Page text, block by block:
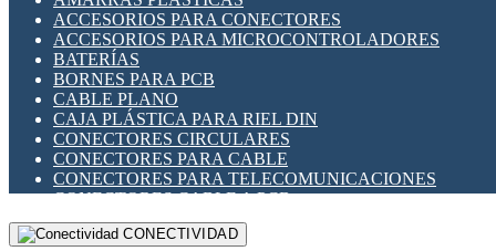
INDICADORES PARA PANEL
INTERFACES DE RELÉ
INTERRUPTORES FIN DE CARRERA
LLAVES CONMUTADORAS
MEDIDORES DE ENERGÍA Y TC'S DE CORRIENTE
MOTORES PASO A PASO
PANTALLAS HMI
PLC -CONTROLADORES LÓGICO PROGRAMABLES
PROGRAMADORES DE HORARIO
RELÉS DE PROTECCIÓN
SENSORES CAPACITIVOS
ACCESORIOS PARA CONECTORES
ACCESORIOS PARA MICROCONTROLADORES
BATERÍAS
BORNES PARA PCB
CABLE PLANO
CAJA PLÁSTICA PARA RIEL DIN
CONECTORES CIRCULARES
CONECTORES PARA CABLE
CONECTORES PARA TELECOMUNICACIONES
CONECTORES CABLE A PCB
CONECTORES PCB A CABLE
DIP SWITCHESCONECTIVIDAD